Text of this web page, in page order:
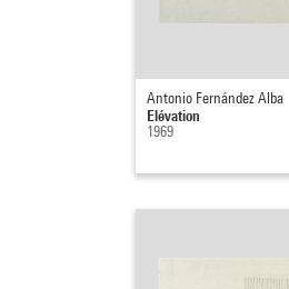
Antonio Fernández Alba
Elévation
1969